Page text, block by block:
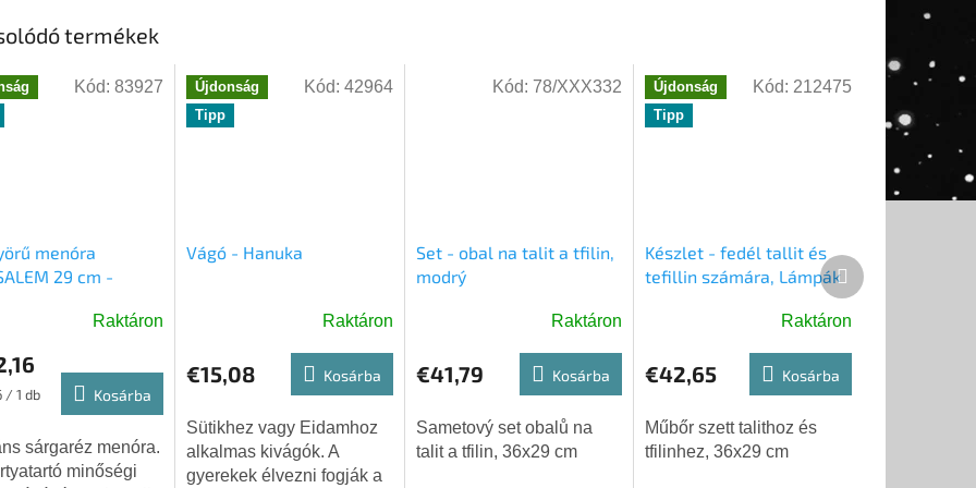
termékek
menóra
29 cm -
Raktáron
/ 1 db Kosárba
sárgaréz menóra.
minőségi
Kód: 83927
Újdonság
Tipp
Vágó - Hanuka
Raktáron
€15,08 Kosárba
Sütikhez vagy Eidamhoz
alkalmas kivágók. A
gyerekek élvezni fogják a
Kód: 42964
Set - obal na talit a tfilin,
modrý
Raktáron
€41,79 Kosárba
Sametový set obalů na
talit a tfilin, 36x29 cm
Kód:78/XXX332
Újdonság
Tipp
Készlet - fedél tallit és
tefillin számára, Lámpák
Raktáron
€42,65 Kosárba
Műbőr szett talithoz és
tfilinhez, 36x29 cm
Kód: 212475
Következő
termék